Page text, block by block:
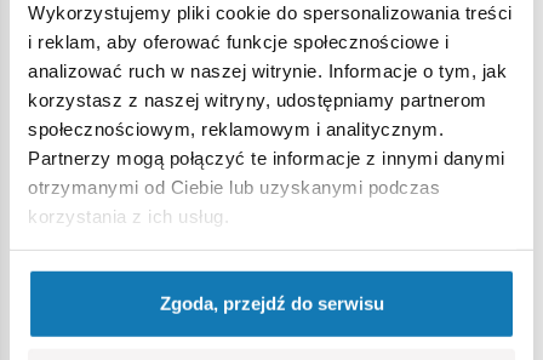
Wykorzystujemy pliki cookie do spersonalizowania treści
i reklam, aby oferować funkcje społecznościowe i
analizować ruch w naszej witrynie. Informacje o tym, jak
korzystasz z naszej witryny, udostępniamy partnerom
społecznościowym, reklamowym i analitycznym.
Partnerzy mogą połączyć te informacje z innymi danymi
otrzymanymi od Ciebie lub uzyskanymi podczas
korzystania z ich usług.
Zgoda, przejdź do serwisu
Ostrzeżenie
Nieodpowiednie dla dzieci w wieku poniżej 3 lat. Zawiera
małe części, które mogą zostać połknięte lub wchłonięte
(ryzyko zadławienia). Zalecamy zachowanie opakowania w
celach informacyjnych. Zachowuje się prawo do zmiany
kolorów i szczegółów technicznych.
Bestsellery w kategorii